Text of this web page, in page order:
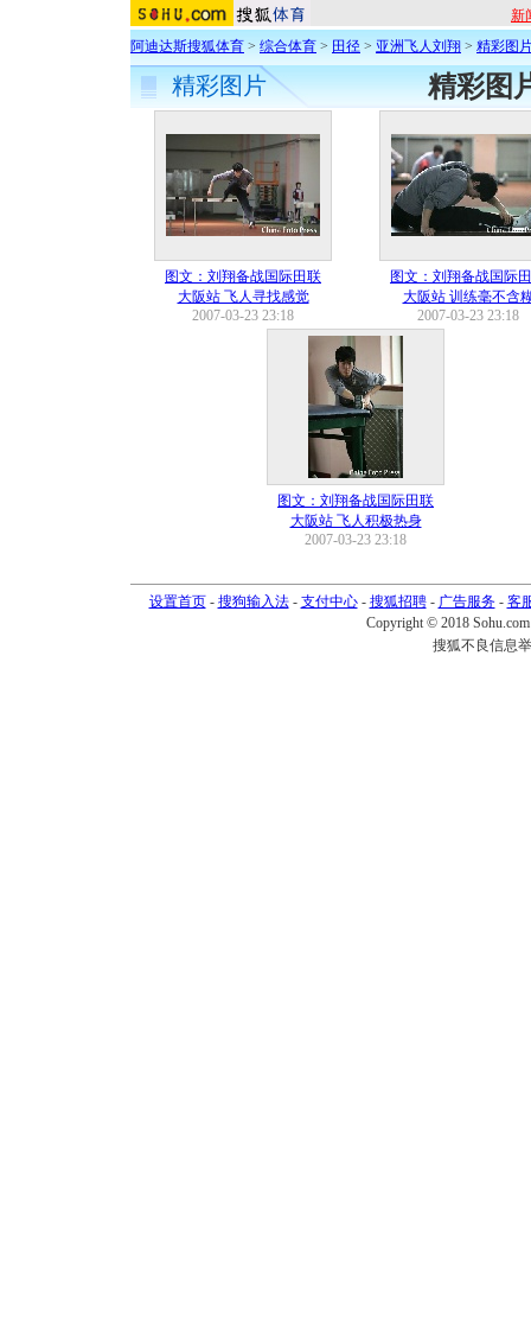
新
阿迪达斯搜狐体育 > 综合体育 > 田径 > 亚洲飞人刘翔 > 精彩图
精彩图片 精彩图
图文：刘翔备战国际田联
大阪站 飞人寻找感觉
2007-03-23 23:18
图文：刘翔备战国际
大阪站 训练毫不含
2007-03-23 23:18
图文：刘翔备战国际田联
大阪站 飞人积极热身
2007-03-23 23:18
设置首页- 搜狗输入法- 支付中心- 搜狐招聘- 广告服务- 客
Copyright © 2018
搜狐不良信息